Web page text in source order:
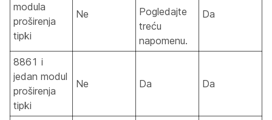
modula
proširenja
tipki
Ne
Pogledajte
treću
napomenu.
Da
8861 i
jedan modul
proširenja
tipki
Ne Da Da